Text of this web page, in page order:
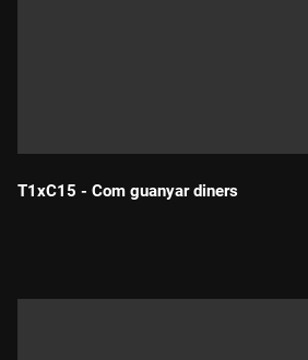
T1xC15 - Com guanyar diners